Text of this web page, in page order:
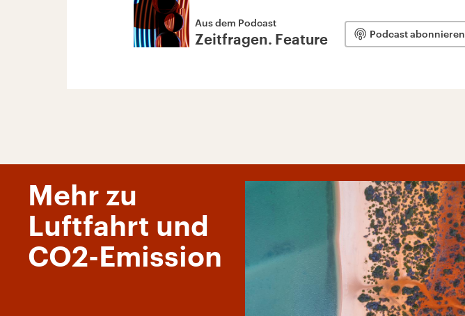
Aus dem Podcast
Zeitfragen. Feature Podcast abonnieren
Mehr zu
Luftfahrt und
CO2-Emission